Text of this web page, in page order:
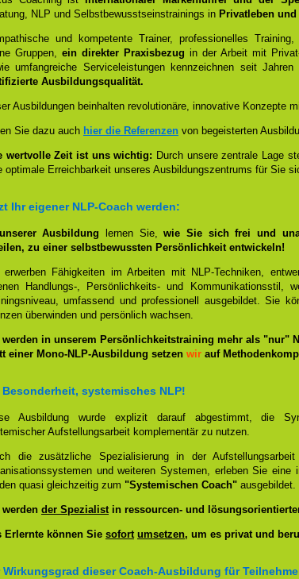
NLP und Selbstbewusstseinstrainings in Privatleben und
und kompetente Trainer, professionelles Training,
Gruppen, ein direkter Praxisbezug in der Arbeit mit
umfangreiche Serviceleistungen kennzeichnen seit Jahren
Ausbildungsqualität.
Ausbildungen beinhalten revolutionäre, innovative Konzepte
Sie dazu auch hier die Referenzen von begeisterten
wertvolle Zeit ist uns wichtig: Durch unsere zentrale Lage
optimale Erreichbarkeit unseres Ausbildungszentrums für Sie
Ihr eigener NLP-Coach werden:
Ausbildung lernen Sie,wie Sie sich frei und
zu einer selbstbewussten Persönlichkeit entwickeln!
erwerben Fähigkeiten im Arbeiten mit NLP-Techniken,
Handlungs-, Persönlichkeits- und Kommunikationsstil,
umfassend und professionell ausgebildet. Sie
überwinden und persönlich wachsen.
werden in unserem Persönlichkeitstraining mehr als "nur"
einer Mono-NLP-Ausbildung setzen wir auf
Besonderheit, systemisches NLP!
Ausbildung wurde explizit darauf abgestimmt, die
Aufstellungsarbeit komplementär zu nutzen.
die zusätzliche Spezialisierung in der
und weiteren Systemen, erleben Sie eine
quasi gleichzeitig zum "Systemischen Coach" ausgebildet.
werden der Spezialistin ressourcen- und
Erlernte können Sie sofort umsetzen, um es privat und
Wirkungsgrad dieser Coach-Ausbildung für